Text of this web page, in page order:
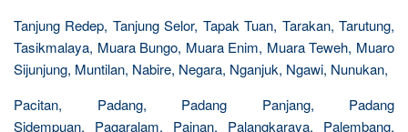
Tanjung Redep, Tanjung Selor, Tapak Tuan, Tarakan, Tarutung,
Tasikmalaya, Muara Bungo, Muara Enim, Muara Teweh, Muaro
Sijunjung, Muntilan, Nabire, Negara, Nganjuk, Ngawi, Nunukan,
Pacitan, Padang, Padang Panjang, Padang
Sidempuan, Pagaralam, Painan, Palangkaraya, Palembang,